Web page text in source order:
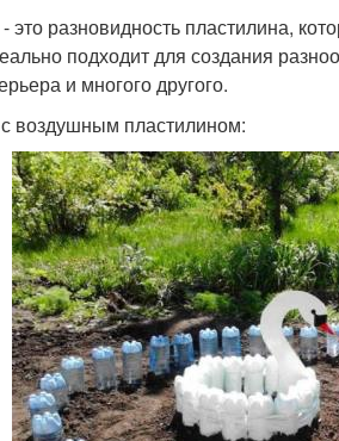
разновидность пластилина,
подходит для создания
и многого другого.
воздушным пластилином: